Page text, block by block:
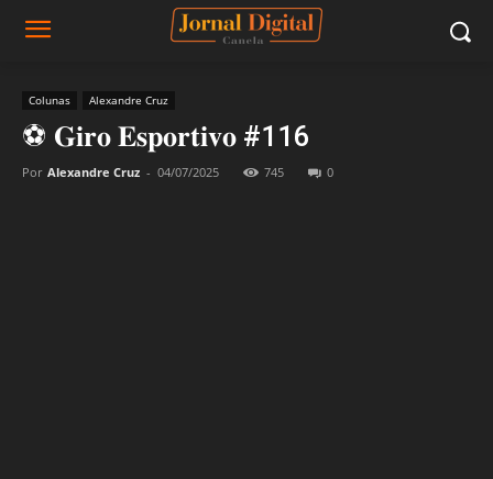
Colunas Alexandre Cruz
⚽ 𝐆𝐢𝐫𝐨 𝐄𝐬𝐩𝐨𝐫𝐭𝐢𝐯𝐨 #116
Por Alexandre Cruz - 04/07/2025 745 0